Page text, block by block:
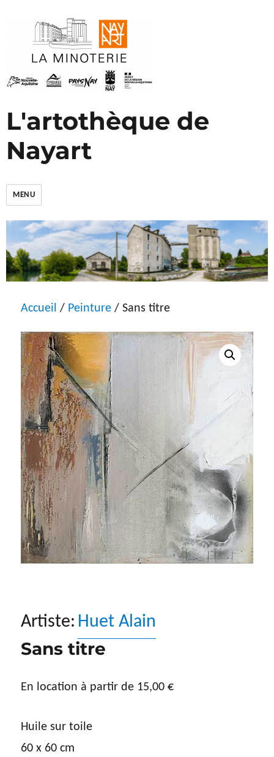
L'artothèque de
Nayart
MENU
Accueil / Peinture / Sans titre
Artiste: Huet Alain
Sans titre
En location à partir de 15,00€
Huile sur toile
60 x 60 cm